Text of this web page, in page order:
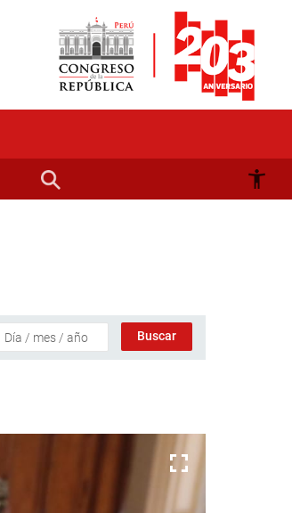
Día / mes / año